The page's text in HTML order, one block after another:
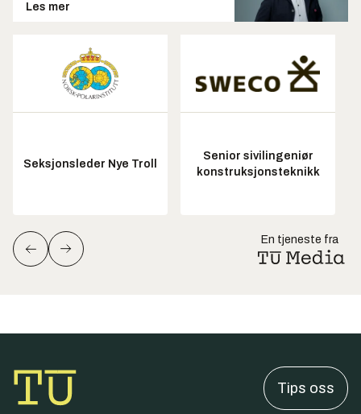
Les mer
Seksjonsleder Nye Troll
Senior sivilingeniør
konstruksjonsteknikk
En tjeneste fra
Tips oss